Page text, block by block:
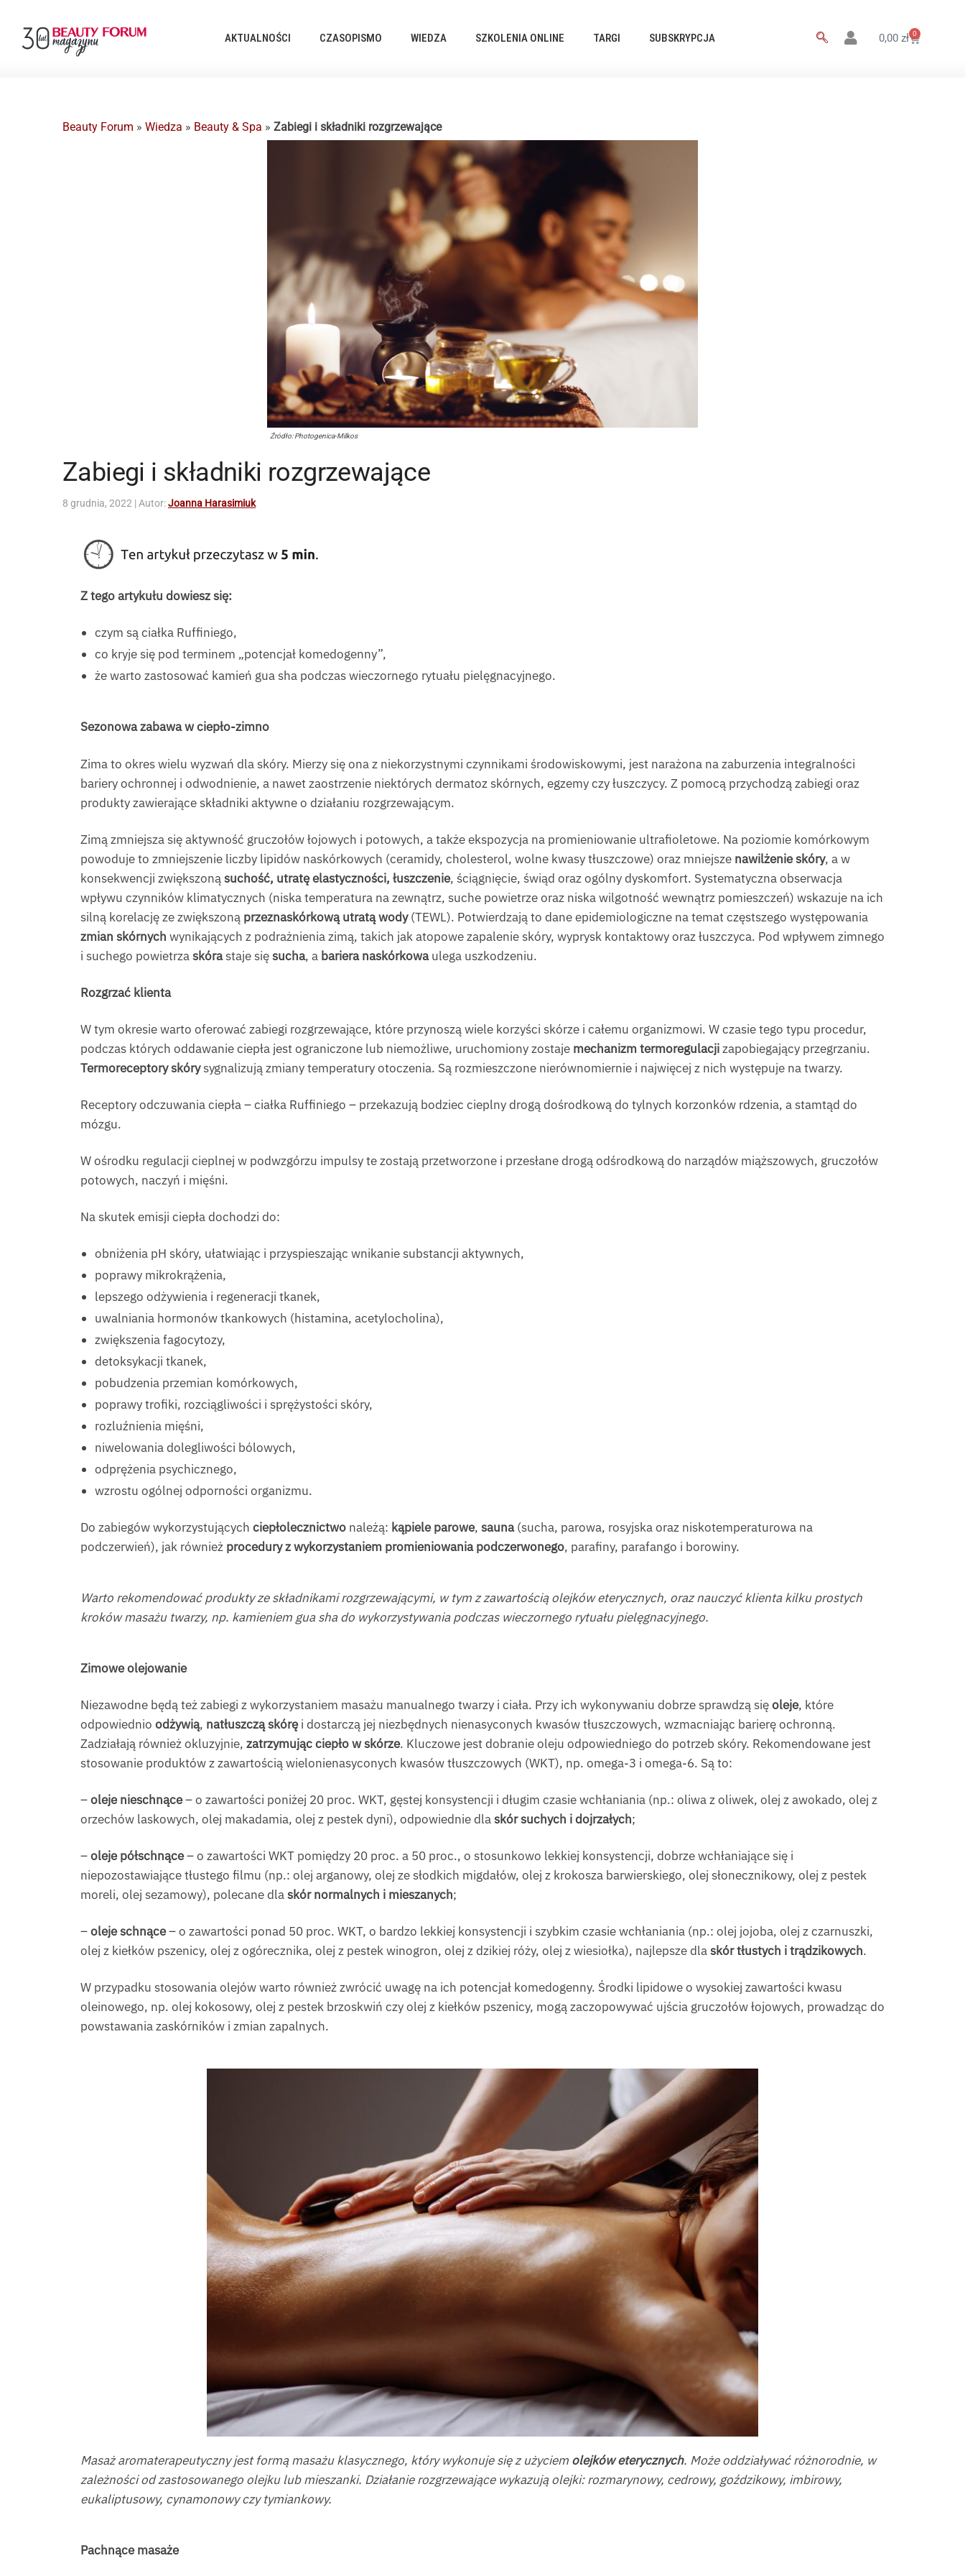
AKTUALNOŚCI CZASOPISMO WIEDZA SZKOLENIA ONLINE TARGI SUBSKRYPCJA 0,00 zł 0
Beauty Forum » Wiedza » Beauty & Spa » Zabiegi i składniki rozgrzewające
Źródło: Photogenica-Milkos
Zabiegi i składniki rozgrzewające
8 grudnia, 2022 | Autor:Joanna Harasimiuk
Z tego artykułu dowiesz się:
czym są ciałka Ruffiniego,
co kryje się pod terminem „potencjał komedogenny”,
że warto zastosować kamień gua sha podczas wieczornego rytuału pielęgnacyjnego.
Sezonowa zabawa w ciepło-zimno
Zima to okres wielu wyzwań dla skóry. Mierzy się ona z niekorzystnymi czynnikami środowiskowymi, jest narażona na zaburzenia integralności
bariery ochronnej i odwodnienie, a nawet zaostrzenie niektórych dermatoz skórnych, egzemy czy łuszczycy. Z pomocą przychodzą zabiegi oraz
produkty zawierające składniki aktywne o działaniu rozgrzewającym.
Zimą zmniejsza się aktywność gruczołów łojowych i potowych, a także ekspozycja na promieniowanie ultrafioletowe. Na poziomie komórkowym
powoduje to zmniejszenie liczby lipidów naskórkowych (ceramidy, cholesterol, wolne kwasy tłuszczowe) oraz mniejsze nawilżenie skóry, a w
konsekwencji zwiększonąsuchość, utratę elastyczności, łuszczenie, ściągnięcie, świąd oraz ogólny dyskomfort. Systematyczna obserwacja
wpływu czynników klimatycznych (niska temperatura na zewnątrz, suche powietrze oraz niska wilgotność wewnątrz pomieszczeń) wskazuje na ich
silną korelację ze zwiększoną przeznaskórkową utratą wody(TEWL). Potwierdzają to dane epidemiologiczne na temat częstszego występowania
zmian skórnych wynikających z podrażnienia zimą, takich jak atopowe zapalenie skóry, wyprysk kontaktowy oraz łuszczyca. Pod wpływem zimnego
i suchego powietrzaskórastaje sięsucha, a bariera naskórkowaulega uszkodzeniu.
Rozgrzać klienta
W tym okresie warto oferować zabiegi rozgrzewające, które przynoszą wiele korzyści skórze i całemu organizmowi. W czasie tego typu procedur,
podczas których oddawanie ciepła jest ograniczone lub niemożliwe, uruchomiony zostaje mechanizm termoregulacjizapobiegający przegrzaniu.
Termoreceptory skórysygnalizują zmiany temperatury otoczenia. Są rozmieszczone nierównomiernie i najwięcej z nich występuje na twarzy.
Receptory odczuwania ciepła – ciałka Ruffiniego – przekazują bodziec cieplny drogą dośrodkową do tylnych korzonków rdzenia, a stamtąd do
mózgu.
W ośrodku regulacji cieplnej w podwzgórzu impulsy te zostają przetworzone i przesłane drogą odśrodkową do narządów miąższowych, gruczołów
potowych, naczyń i mięśni.
Na skutek emisji ciepła dochodzi do:
obniżenia pH skóry, ułatwiając i przyspieszając wnikanie substancji aktywnych,
poprawy mikrokrążenia,
lepszego odżywienia i regeneracji tkanek,
uwalniania hormonów tkankowych (histamina, acetylocholina),
zwiększenia fagocytozy,
detoksykacji tkanek,
pobudzenia przemian komórkowych,
poprawy trofiki, rozciągliwości i sprężystości skóry,
rozluźnienia mięśni,
niwelowania dolegliwości bólowych,
odprężenia psychicznego,
wzrostu ogólnej odporności organizmu.
Do zabiegów wykorzystujących ciepłolecznictwo należą: kąpiele parowe, sauna(sucha, parowa, rosyjska oraz niskotemperaturowa na
podczerwień), jak również procedury z wykorzystaniem promieniowania podczerwonego, parafiny, parafango i borowiny.
Warto rekomendować produkty ze składnikami rozgrzewającymi, w tym z zawartością olejków eterycznych, oraz nauczyć klienta kilku prostych
kroków masażu twarzy, np. kamieniem gua sha do wykorzystywania podczas wieczornego rytuału pielęgnacyjnego.
Zimowe olejowanie
Niezawodne będą też zabiegi z wykorzystaniem masażu manualnego twarzy i ciała. Przy ich wykonywaniu dobrze sprawdzą sięoleje, które
odpowiednio odżywią, natłuszczą skóręi dostarczą jej niezbędnych nienasyconych kwasów tłuszczowych, wzmacniając barierę ochronną.
Zadziałają również okluzyjnie, zatrzymując ciepło w skórze. Kluczowe jest dobranie oleju odpowiedniego do potrzeb skóry. Rekomendowane jest
stosowanie produktów z zawartością wielonienasyconych kwasów tłuszczowych (WKT), np. omega-3 i omega-6. Są to:
–oleje nieschnące– o zawartości poniżej 20 proc. WKT, gęstej konsystencji i długim czasie wchłaniania (np.: oliwa z oliwek, olej z awokado, olej z
orzechów laskowych, olej makadamia, olej z pestek dyni), odpowiednie dlaskór suchych i dojrzałych;
–oleje półschnące– o zawartości WKT pomiędzy 20 proc. a 50 proc., o stosunkowo lekkiej konsystencji, dobrze wchłaniające się i
niepozostawiające tłustego filmu (np.: olej arganowy, olej ze słodkich migdałów, olej z krokosza barwierskiego, olej słonecznikowy, olej z pestek
moreli, olej sezamowy), polecane dlaskór normalnych i mieszanych;
–oleje schnące– o zawartości ponad 50 proc. WKT, o bardzo lekkiej konsystencji i szybkim czasie wchłaniania (np.: olej jojoba, olej z czarnuszki,
olej z kiełków pszenicy, olej z ogórecznika, olej z pestek winogron, olej z dzikiej róży, olej z wiesiołka), najlepsze dlaskór tłustych i trądzikowych.
W przypadku stosowania olejów warto również zwrócić uwagę na ich potencjał komedogenny. Środki lipidowe o wysokiej zawartości kwasu
oleinowego, np. olej kokosowy, olej z pestek brzoskwiń czy olej z kiełków pszenicy, mogą zaczopowywać ujścia gruczołów łojowych, prowadząc do
powstawania zaskórników i zmian zapalnych.
Masaż aromaterapeutyczny jest formą masażu klasycznego, który wykonuje się z użyciem olejków eterycznych. Może oddziaływać różnorodnie, w
zależności od zastosowanego olejku lub mieszanki. Działanie rozgrzewające wykazują olejki: rozmarynowy, cedrowy, goździkowy, imbirowy,
eukaliptusowy, cynamonowy czy tymiankowy.
Pachnące masaże